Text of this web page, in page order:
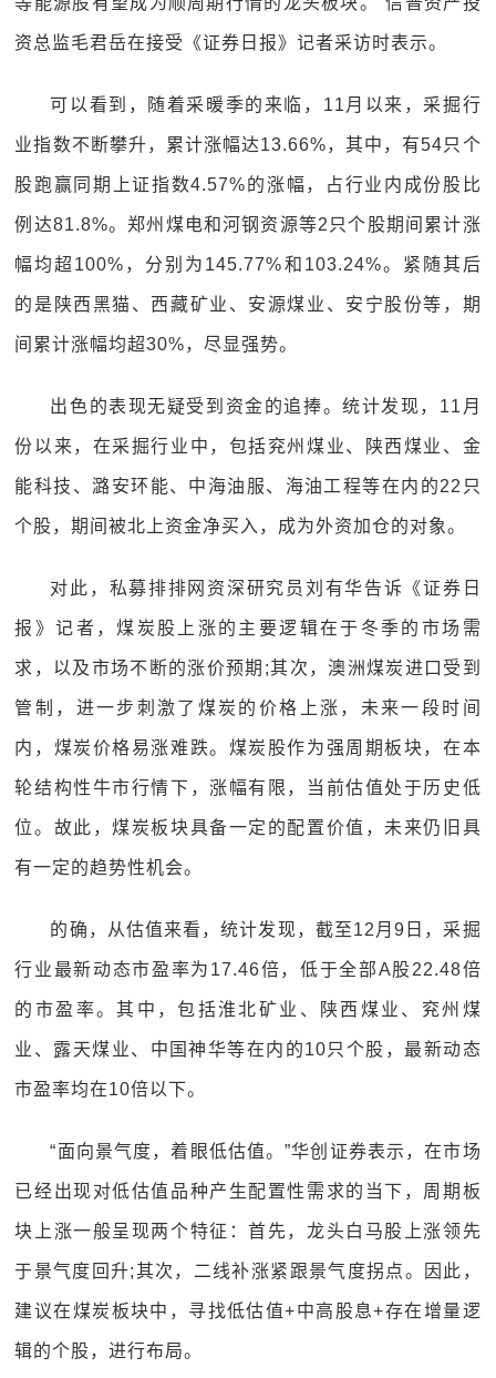
资总监毛君岳在接受《证券日报》记者采访时表示。
可以看到，随着采暖季的来临，11月以来，采掘行
业指数不断攀升，累计涨幅达13.66%，其中，有54只个
股跑赢同期上证指数4.57%的涨幅，占行业内成份股比
例达81.8%。郑州煤电和河钢资源等2只个股期间累计涨
幅均超100%，分别为145.77%和103.24%。紧随其后
的是陕西黑猫、西藏矿业、安源煤业、安宁股份等，期
间累计涨幅均超30%，尽显强势。
出色的表现无疑受到资金的追捧。统计发现，11月
份以来，在采掘行业中，包括兖州煤业、陕西煤业、金
能科技、潞安环能、中海油服、海油工程等在内的22只
个股，期间被北上资金净买入，成为外资加仓的对象。
对此，私募排排网资深研究员刘有华告诉《证券日
报》记者，煤炭股上涨的主要逻辑在于冬季的市场需
求，以及市场不断的涨价预期;其次，澳洲煤炭进口受到
管制，进一步刺激了煤炭的价格上涨，未来一段时间
内，煤炭价格易涨难跌。煤炭股作为强周期板块，在本
轮结构性牛市行情下，涨幅有限，当前估值处于历史低
位。故此，煤炭板块具备一定的配置价值，未来仍旧具
有一定的趋势性机会。
的确，从估值来看，统计发现，截至12月9日，采掘
行业最新动态市盈率为17.46倍，低于全部A股22.48倍
的市盈率。其中，包括淮北矿业、陕西煤业、兖州煤
业、露天煤业、中国神华等在内的10只个股，最新动态
市盈率均在10倍以下。
“面向景气度，着眼低估值。”华创证券表示，在市场
已经出现对低估值品种产生配置性需求的当下，周期板
块上涨一般呈现两个特征：首先，龙头白马股上涨领先
于景气度回升;其次，二线补涨紧跟景气度拐点。因此，
建议在煤炭板块中，寻找低估值+中高股息+存在增量逻
辑的个股，进行布局。